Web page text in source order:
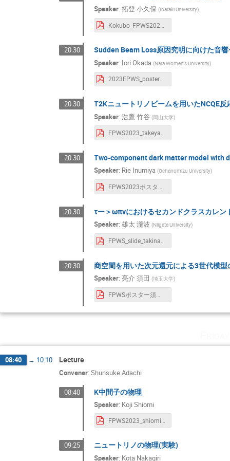
Speaker:拓登 小久保 (Ibaraki University)
20:30 Sudden Beam Loss原因究明に向けた音
Speaker: Iori Okada (Nara Women's University)
2023FPWS_poster_okada_last.pdf
20:30 T2Kニュートリノビームを用いたNCQE
Speaker:浩鷹 竹谷 (岡山大学)
FPWS2023_takeya_v3.pdf
20:30 Two-component dark matter model with
Speaker: Rie Inumiya (Ochanomizu University)
FPWS2023ポスターお茶大ー犬宮.pdf
20:30 τー＞ωπνにおけるセカンドクラスカレン
Speaker:雄太 瀧波 (Niigata University)
FPWS_slide_takinami.pdf
20:30 商空間を用いた次元還元による3世代模型
Speaker:亮介 須田 (埼玉大学)
FPWSポスター須田.pdf
08:40 → 10:10 Lecture
Convener: Shunsuke Adachi
08:40 K中間子の物理
Speaker: Koji Shiomi
09:25 ニュートリノの物理(実験)
Speaker: Kota Nakagiri